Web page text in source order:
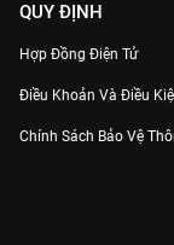
QUY ĐỊNH
Hợp Đồng Điện Tử
Điều Khoản Và Điều
Chính Sách Bảo Vệ